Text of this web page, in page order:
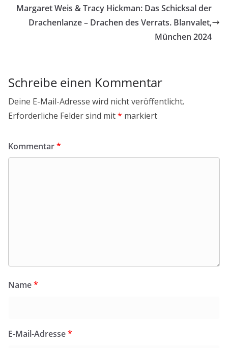
Margaret Weis & Tracy Hickman: Das Schicksal der
Drachenlanze – Drachen des Verrats. Blanvalet,
München 2024
Schreibe einen Kommentar
Deine E-Mail-Adresse wird nicht veröffentlicht.
Erforderliche Felder sind mit* markiert
Kommentar*
Name*
E-Mail-Adresse*